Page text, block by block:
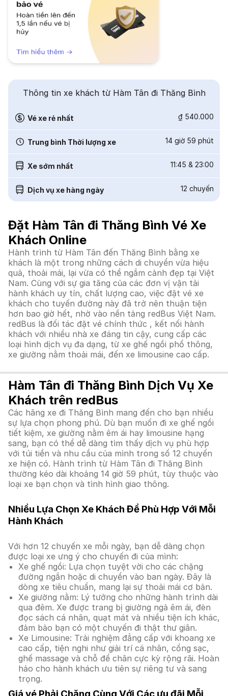
Thông tin xe khách từ Hàm Tân đi Thăng Bình
Vé xe rẻ nhất ₫ 540.000
Trung bình Thời lượng xe 14 giờ 59 phút
Xe sớm nhất 11:45 & 23:00
Dịch vụ xe hàng ngày 12 chuyến
Đặt Hàm Tân đi Thăng Bình Vé Xe
Khách Online
Hành trình từ Hàm Tân đến Thăng Bình bằng xe
khách là một trong những cách di chuyển vừa hiệu
quả, thoải mái, lại vừa có thể ngắm cảnh đẹp tại Việt
Nam. Cùng với sự gia tăng của các đơn vị vận tải
hành khách uy tín, chất lượng cao, việc đặt vé xe
khách cho tuyến đường này đã trở nên thuận tiện
hơn bao giờ hết, nhờ vào nền tảng redBus Việt Nam.
redBus là đối tác đặt vé chính thức , kết nối hành
khách với nhiều nhà xe đáng tin cậy, cung cấp các
loại hình dịch vụ đa dạng, từ xe ghế ngồi phổ thông,
xe giường nằm thoải mái, đến xe limousine cao cấp.
Hàm Tân đi Thăng Bình Dịch Vụ Xe
Khách trên redBus
Các hãng xe đi Thăng Bình mang đến cho bạn nhiều
sự lựa chọn phong phú. Dù bạn muốn đi xe ghế ngồi
tiết kiệm, xe giường nằm êm ái hay limousine hạng
sang, bạn có thể dễ dàng tìm thấy dịch vụ phù hợp
với túi tiền và nhu cầu của mình trong số 12 chuyến
xe hiện có. Hành trình từ Hàm Tân đi Thăng Bình
thường kéo dài khoảng 14 giờ 59 phút, tùy thuộc vào
loại xe bạn chọn và tình hình giao thông.
Nhiều Lựa Chọn Xe Khách Để Phù Hợp Với Mỗi
Hành Khách
Với hơn 12 chuyến xe mỗi ngày, bạn dễ dàng chọn
được loại xe ưng ý cho chuyến đi của mình:
Xe ghế ngồi: Lựa chọn tuyệt vời cho các chặng
đường ngắn hoặc di chuyển vào ban ngày. Đây là
dòng xe tiêu chuẩn, mang lại sự thoải mái cơ bản.
Xe giường nằm: Lý tưởng cho những hành trình dài
qua đêm. Xe được trang bị giường ngả êm ái, đèn
đọc sách cá nhân, quạt mát và nhiều tiện ích khác,
đảm bảo bạn có một chuyến đi thật thư giãn.
Xe Limousine: Trải nghiệm đẳng cấp với khoang xe
cao cấp, tiện nghi như giải trí cá nhân, cổng sạc,
ghế massage và chỗ để chân cực kỳ rộng rãi. Hoàn
hảo cho hành khách ưu tiên sự riêng tư và sang
trọng.